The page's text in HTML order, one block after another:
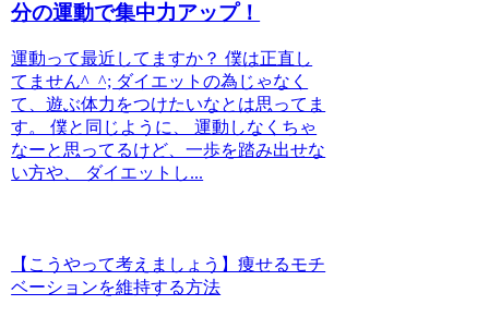
分の運動で集中力アップ！
運動って最近してますか？ 僕は正直し
てません^_^; ダイエットの為じゃなく
て、遊ぶ体力をつけたいなとは思ってま
す。 僕と同じように、 運動しなくちゃ
なーと思ってるけど、一歩を踏み出せな
い方や、 ダイエットし...
【こうやって考えましょう】痩せるモチ
ベーションを維持する方法